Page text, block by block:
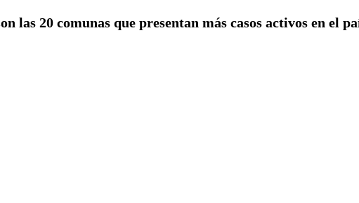
las 20 comunas que presentan más casos activos en el